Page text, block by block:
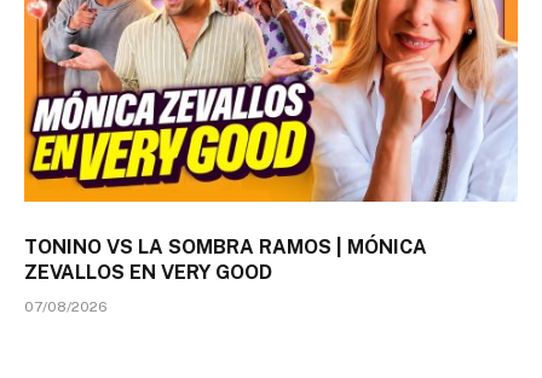
TONINO VS LA SOMBRA RAMOS | MÓNICA
ZEVALLOS EN VERY GOOD
07/08/2026